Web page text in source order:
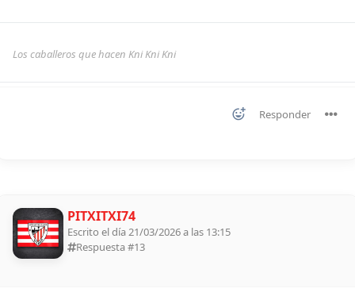
Los caballeros que hacen Kni Kni Kni
Responder
PITXITXI74
Escrito el día 21/03/2026 a las 13:15
Respuesta #13